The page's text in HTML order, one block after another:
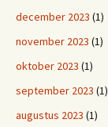
december 2023 (1)
november 2023 (1)
oktober 2023 (1)
september 2023 (1)
augustus 2023 (1)